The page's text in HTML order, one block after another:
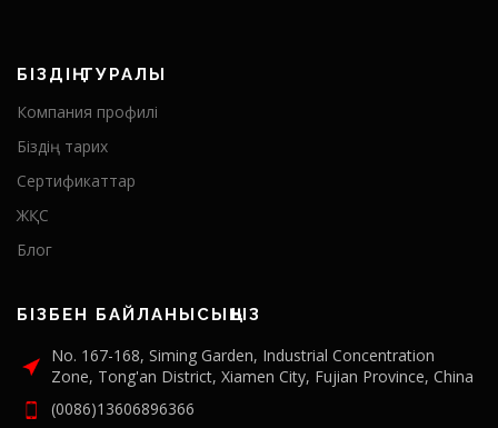
БІЗДІҢ ТУРАЛЫ
Компания профилі
Біздің тарих
Сертификаттар
ЖҚС
Блог
БІЗБЕН БАЙЛАНЫСЫҢЫЗ
No. 167-168, Siming Garden, Industrial Concentration
Zone, Tong'an District, Xiamen City, Fujian Province, China
(0086)13606896366